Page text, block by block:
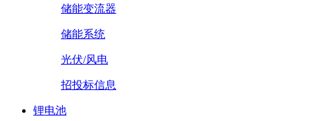
储能变流器
储能系统
光伏/风电
招投标信息
锂电池